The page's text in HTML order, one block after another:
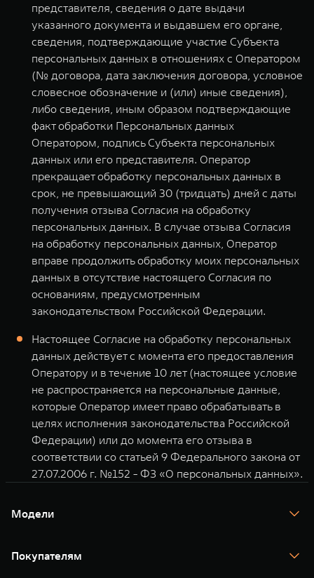
представителя, сведения о дате выдачи
указанного документа и выдавшем его органе,
сведения, подтверждающие участие Субъекта
персональных данных в отношениях с Оператором
(№ договора, дата заключения договора, условное
словесное обозначение и (или) иные сведения),
либо сведения, иным образом подтверждающие
факт обработки Персональных данных
Оператором, подпись Субъекта персональных
данных или его представителя. Оператор
прекращает обработку персональных данных в
срок, не превышающий 30 (тридцать) дней с даты
получения отзыва Согласия на обработку
персональных данных. В случае отзыва Согласия
на обработку персональных данных, Оператор
вправе продолжить обработку моих персональных
данных в отсутствие настоящего Согласия по
основаниям, предусмотренным
законодательством Российской Федерации.
Настоящее Согласие на обработку персональных
данных действует с момента его предоставления
Оператору и в течение 10 лет (настоящее условие
не распространяется на персональные данные,
которые Оператор имеет право обрабатывать в
целях исполнения законодательства Российской
Федерации) или до момента его отзыва в
соответствии со статьей 9 Федерального закона от
27.07.2006 г. №152 - ФЗ «О персональных данных».
Модели
TANK 400
TANK 500
Покупателям